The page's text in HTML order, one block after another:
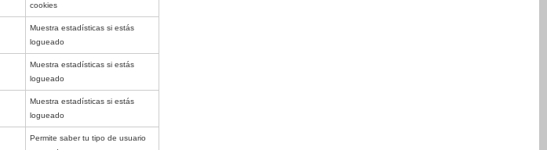
cookies
Muestra estadísticas si estás
logueado
Muestra estadísticas si estás
logueado
Muestra estadísticas si estás
logueado
Permite saber tu tipo de usuario